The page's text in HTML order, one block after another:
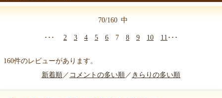
70/160 中
･･･ 2 3 4 5 6 7 8 9 10 11 ･･･
160件のレビューがあります。
新着順／ コメントの多い順／ きらりの多い順